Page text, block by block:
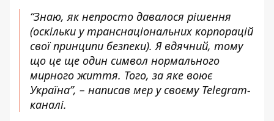
“Знаю, як непросто давалося рішення
(оскільки у транснаціональних корпорацій
свої принципи безпеки). Я вдячний, тому
що це ще один символ нормального
мирного життя. Того, за яке воює
Україна”, – написав мер у своєму Telegram-
каналі.